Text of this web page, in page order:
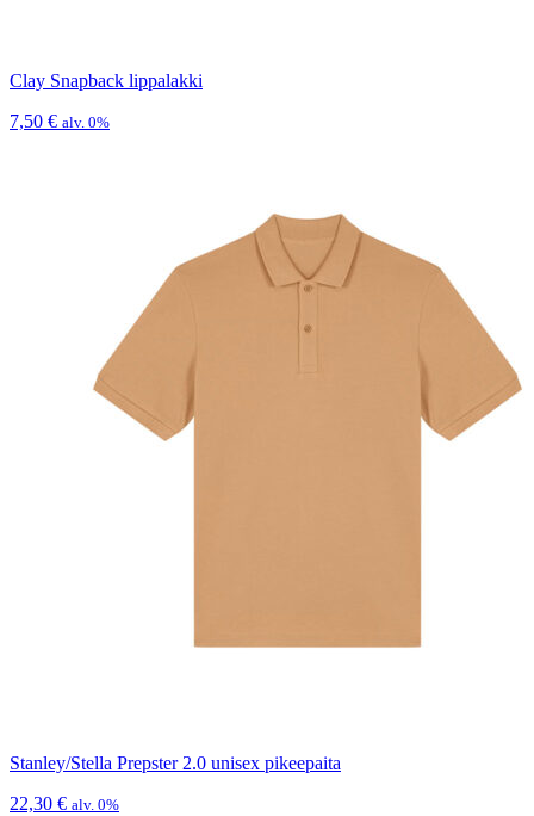
Clay Snapback lippalakki
7,50 € alv. 0%
Stanley/Stella Prepster 2.0 unisex pikeepaita
22,30 € alv. 0%